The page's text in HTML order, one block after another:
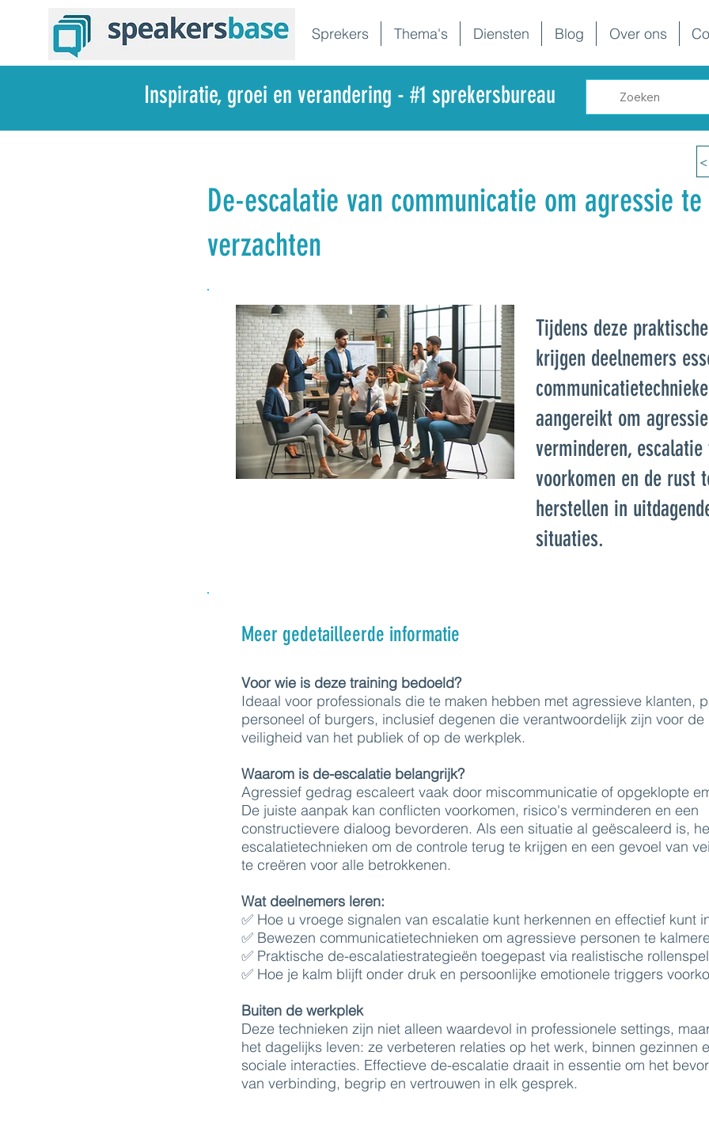
Sprekers Thema's Diensten Blog Over ons
De-escalatie van communicatie om agressie te
verzachten
Tijdens deze
krijgen deelnemers
aangereikt om
verminderen, escalatie
voorkomen en de rust
herstellen in
situaties.
Meer gedetailleerde informatie
Voor wie is deze training bedoeld?
Ideaal voor professionals die te maken hebben met agressieve klanten,
personeel of burgers, inclusief degenen die verantwoordelijk zijn voor de
veiligheid van het publiek of op de werkplek.
Waarom is de-escalatie belangrijk?
Agressief gedrag escaleert vaak door miscommunicatie of opgeklopte
De juiste aanpak kan conflicten voorkomen, risico's verminderen en een
constructievere dialoog bevorderen. Als een situatie al geëscaleerd is,
escalatietechnieken om de controle terug te krijgen en een gevoel van
te creëren voor alle betrokkenen.
Wat deelnemers leren:
✅ Hoe u vroege signalen van escalatie kunt herkennen en effectief kunt
✅ Bewezen communicatietechnieken om agressieve personen te
✅ Praktische de-escalatiestrategieën toegepast via realistische
✅ Hoe je kalm blijft onder druk en persoonlijke emotionele triggers
Buiten de werkplek
Deze technieken zijn niet alleen waardevol in professionele settings,
het dagelijks leven: ze verbeteren relaties op het werk, binnen gezinnen
sociale interacties. Effectieve de-escalatie draait in essentie om het
van verbinding, begrip en vertrouwen in elk gesprek.
Inspiratie, groei en verandering - #1 sprekersbureau